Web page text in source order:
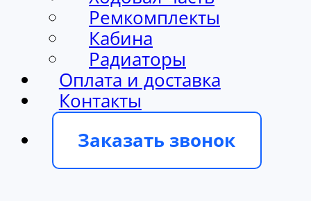
Ремкомплекты
Кабина
Радиаторы
Оплата и доставка
Контакты
Заказать звонок